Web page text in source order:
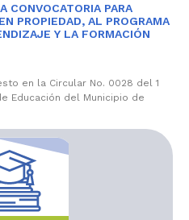
CONVOCATORIA PARA
PROPIEDAD, AL PROGRAMA
Y LA FORMACIÓN
en la Circular No. 0028 del 1
Educación del Municipio de